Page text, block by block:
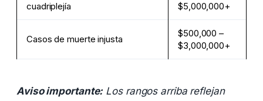
cuadriplejía
$5,000,000+
Casos de muerte injusta
$500,000 –
$3,000,000+
Aviso importante:Los rangos arriba reflejan